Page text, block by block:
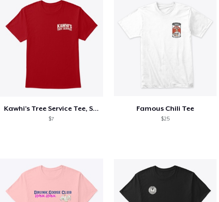
Kawhi’s Tree Service Tee, Shirts, Mug
$7
Famous Chili Tee
$25